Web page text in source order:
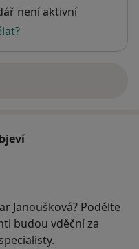
není aktivní
Janoušková? Podělte
budou vděční za